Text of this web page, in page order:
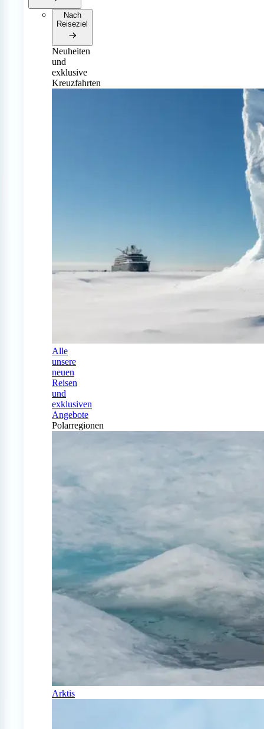
Nach
Reiseziel
Neuheiten
und
exklusive
Kreuzfahrten
Alle
unsere
neuen
Reisen
und
exklusiven
Angebote
Polarregionen
Arktis